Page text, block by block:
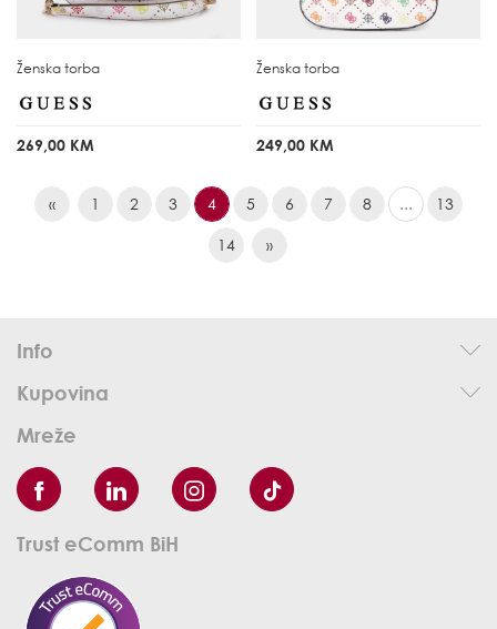
Ženska torba
269,00 KM
Ženska torba
249,00 KM
« 1 2 3 4 5 6 7 8 ... 13
14 »
Info
Kupovina
Mreže
Trust eComm BiH